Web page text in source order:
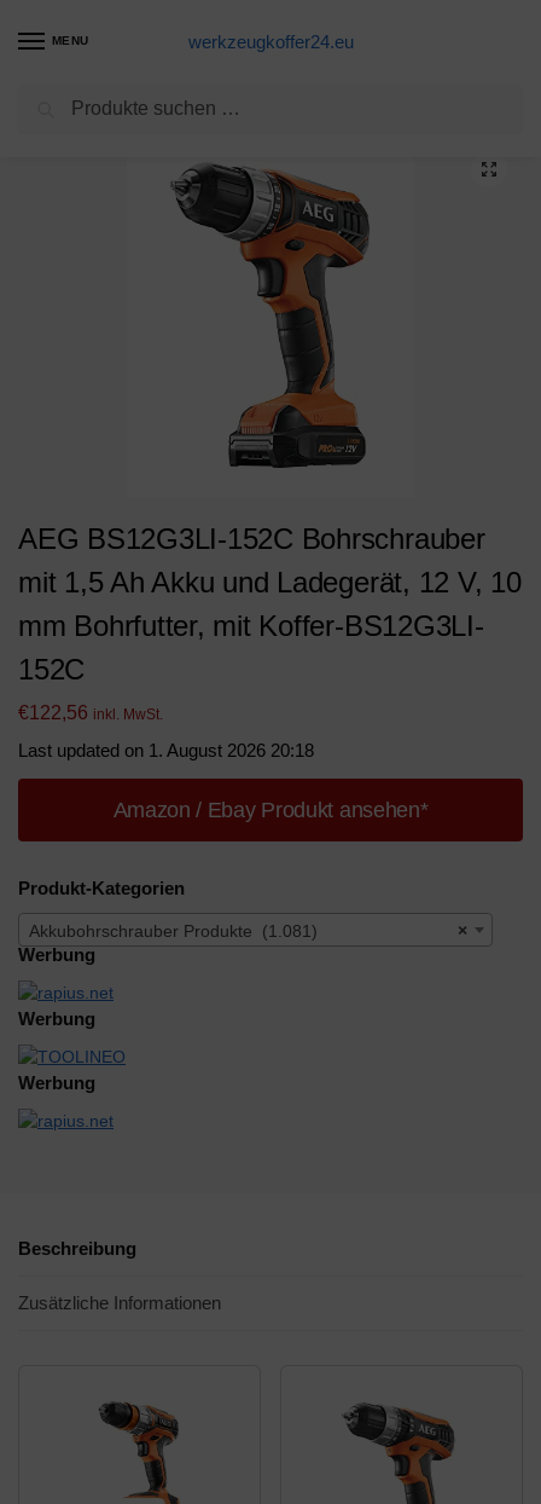
MENU werkzeugkoffer24.eu
Akkubohrschrauber Produkte
AEG BS12G3LI-152C Bohrschrauber
mit 1,5 Ah Akku und Ladegerät, 12 V, 10
mm Bohrfutter, mit Koffer-BS12G3LI-
152C
€122,56 inkl. MwSt.
Last updated on 1. August 2026 20:18
Amazon / Ebay Produkt ansehen*
Produkt-Kategorien
×
Akkubohrschrauber Produkte (1.081)
Werbung
Werbung
Werbung
Beschreibung
Zusätzliche Informationen